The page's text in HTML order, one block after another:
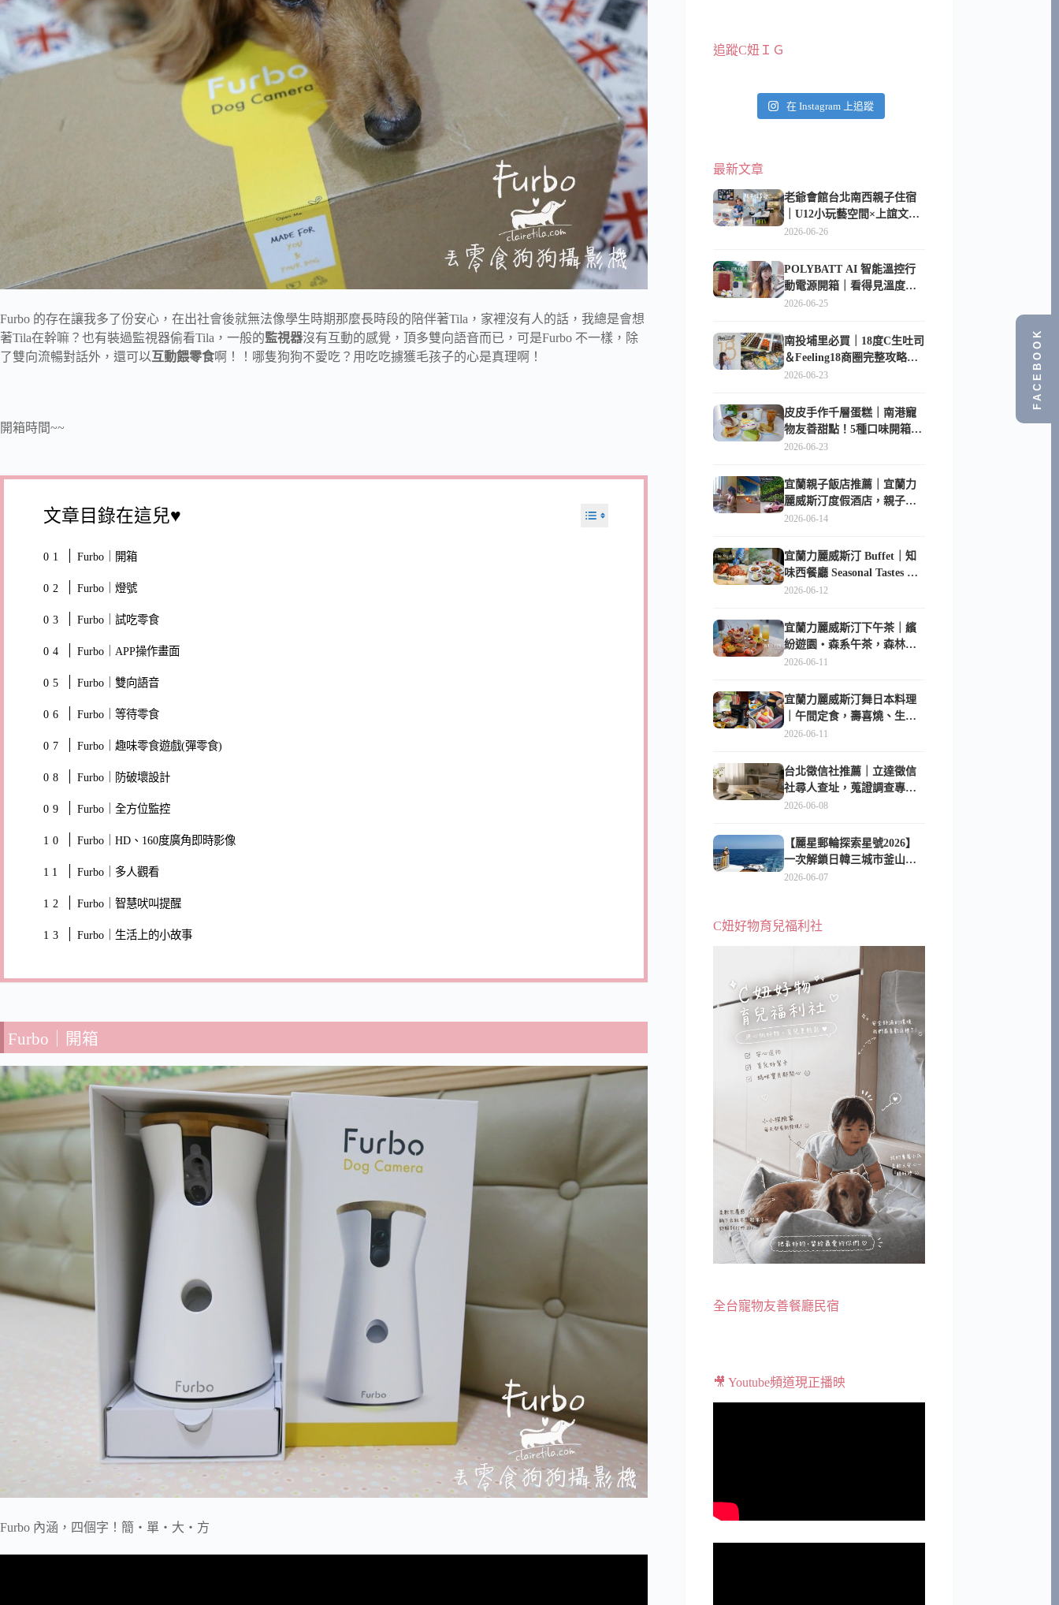
Furbo 的存在讓我多了份安心，在出社會後就無法像學生時期那麼長時段的陪伴著Tila，家裡沒有人的話，我總是會想
著Tila在幹嘛？也有裝過監視器偷看Tila，一般的監視器沒有互動的感覺，頂多雙向語音而已，可是Furbo 不一樣，除
了雙向流暢對話外，還可以互動餵零食啊！！哪隻狗狗不愛吃？用吃吃擄獲毛孩子的心是真理啊！
開箱時間~~
文章目錄在這兒♥
Furbo｜開箱
Furbo｜燈號
Furbo｜試吃零食
Furbo｜APP操作畫面
Furbo｜雙向語音
Furbo｜等待零食
Furbo｜趣味零食遊戲(彈零食)
Furbo｜防破壞設計
Furbo｜全方位監控
Furbo｜HD、160度廣角即時影像
Furbo｜多人觀看
Furbo｜智慧吠叫提醒
Furbo｜生活上的小故事
Furbo｜開箱
Furbo 內涵，四個字！簡‧單‧大‧方
追蹤C妞ＩＧ
在 Instagram 上追蹤
最新文章
老爺會館台北南西親子住宿
｜U12小玩藝空間×上誼文
化，暑假帶孩子這樣玩
2026-06-26
POLYBATT AI 智能溫控行
動電源開箱｜看得見溫度與
電量，外出更安心的
2026-06-25
南投埔里必買｜18度C生吐司
＆Feeling18商圈完整攻略，
在地人帶路這樣逛
2026-06-23
皮皮手作千層蛋糕｜南港寵
物友善甜點！5種口味開箱，
比Lady M便宜一半的台北隱
2026-06-23
宜蘭親子飯店推薦｜宜蘭力
麗威斯汀度假酒店，親子
房、Buffet、泳池、兒童俱樂
2026-06-14
宜蘭力麗威斯汀 Buffet｜知
味西餐廳 Seasonal Tastes 晚
餐早餐吃什麼？
2026-06-12
宜蘭力麗威斯汀下午茶｜繽
紛遊園・森系午茶，森林系
甜點超好拍
2026-06-11
宜蘭力麗威斯汀舞日本料理
｜午間定食，壽喜燒、生魚
片與日式包廂空間
2026-06-11
台北徵信社推薦｜立達徵信
社尋人查址，蒐證調查專家
陪你找回失聯的家人
2026-06-08
【麗星郵輪探索星號2026】
一次解鎖日韓三城市釜山、
長崎、那霸｜餐點升級、表
2026-06-07
C妞好物育兒福利社
全台寵物友善餐廳民宿
🎥 Youtube頻道現正播映
FACEBOOK